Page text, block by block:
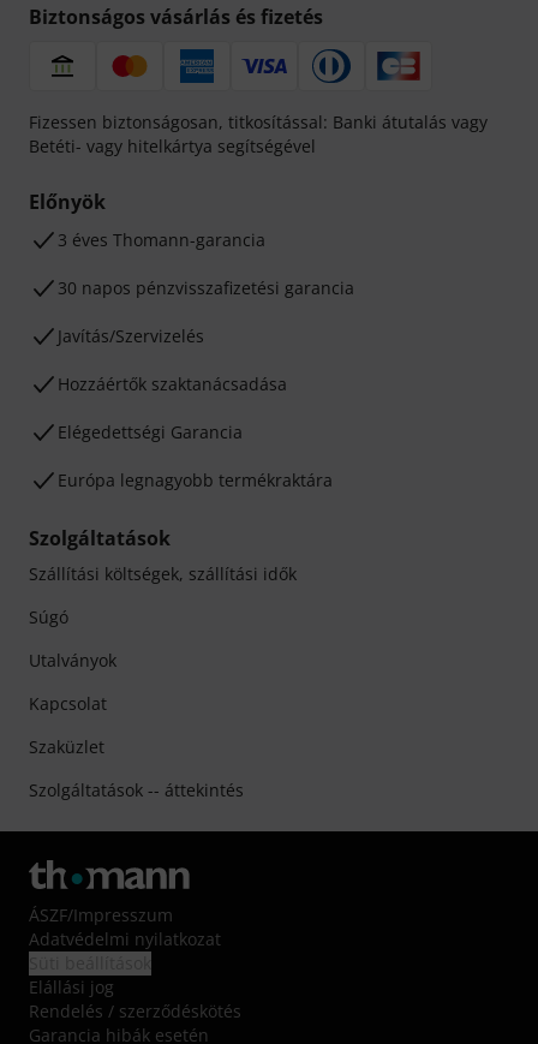
Biztonságos vásárlás és fizetés
Fizessen biztonságosan, titkosítással: Banki átutalás vagy
Betéti- vagy hitelkártya segítségével
Előnyök
3 éves Thomann-garancia
30 napos pénzvisszafizetési garancia
Javítás/Szervizelés
Hozzáértők szaktanácsadása
Elégedettségi Garancia
Európa legnagyobb termékraktára
Szolgáltatások
Szállítási költségek, szállítási idők
Súgó
Utalványok
Kapcsolat
Szaküzlet
Szolgáltatások -- áttekintés
ÁSZF/Impresszum
Adatvédelmi nyilatkozat
Elállási jog
Rendelés / szerződéskötés
Garancia hibák esetén